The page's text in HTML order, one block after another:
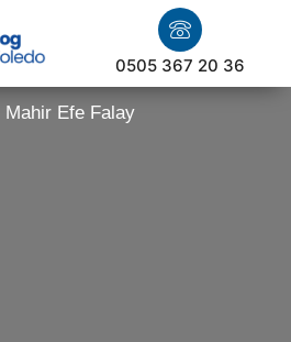
0505 367 20 36
Mahir Efe Falay